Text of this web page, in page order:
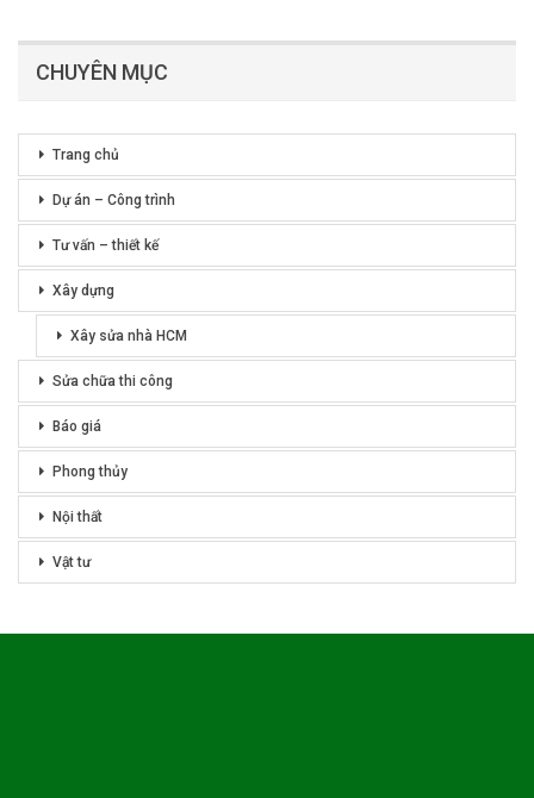
CHUYÊN MỤC
Trang chủ
Dự án – Công trình
Tư vấn – thiết kế
Xây dựng
Xây sửa nhà HCM
Sửa chữa thi công
Báo giá
Phong thủy
Nội thất
Vật tư